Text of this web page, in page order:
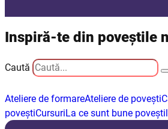
Inspiră-te din poveștile
Caută
Ateliere de formareAteliere de povești
poveștiCursuriLa ce sunt bune